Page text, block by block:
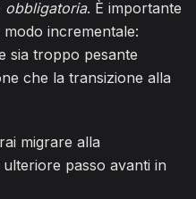
obbligatoria. È importante
incrementale:
sia troppo pesante
che la transizione alla
migrare alla
passo avanti in